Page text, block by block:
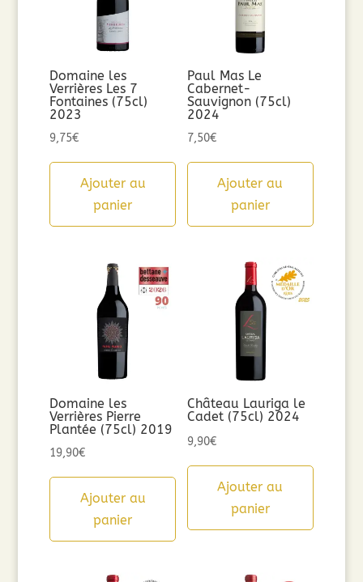
Domaine les
Verrières Les 7
Fontaines (75cl)
2023
9,75€
Ajouter au
panier
Paul Mas Le
Cabernet-
Sauvignon (75cl)
2024
7,50€
Ajouter au
panier
Domaine les
Verrières Pierre
Plantée (75cl) 2019
19,90€
Ajouter au
panier
Château Lauriga le
Cadet (75cl) 2024
9,90€
Ajouter au
panier